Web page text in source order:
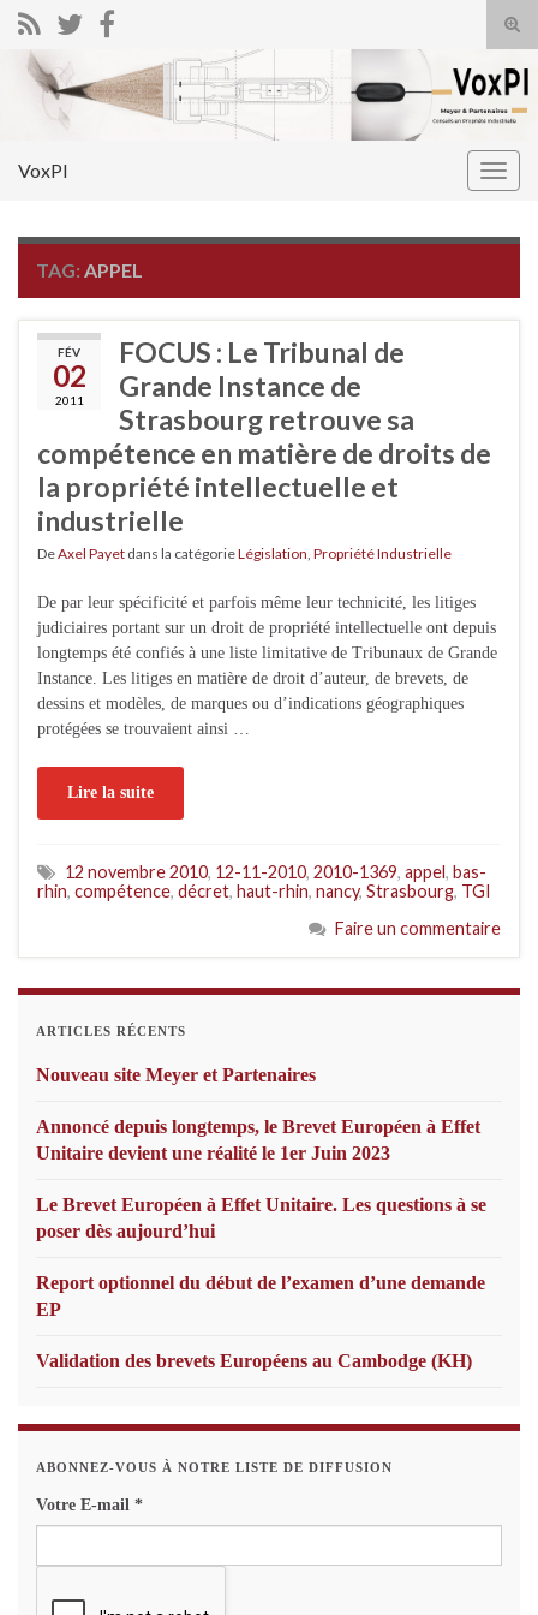
Search for:
VoxPI
TAG: APPEL
FÉV
02
2011
FOCUS : Le Tribunal de
Grande Instance de
Strasbourg retrouve sa
compétence en matière de droits de
la propriété intellectuelle et
industrielle
DeAxel Payet dans la catégorieLégislation Propriété Industrielle
De par leur spécificité et parfois même leur technicité, les litiges
judiciaires portant sur un droit de propriété intellectuelle ont depuis
longtemps été confiés à une liste limitative de Tribunaux de Grande
Instance. Les litiges en matière de droit d’auteur, de brevets, de
dessins et modèles, de marques ou d’indications géographiques
protégées se trouvaient ainsi …
Lire la suite
12 novembre 2010, 12-11-2010, 2010-1369, appel, bas-
rhin, compétence, décret, haut-rhin, nancy, Strasbourg, TGI
Faire un commentaire
ARTICLES RÉCENTS
Nouveau site Meyer et Partenaires
Annoncé depuis longtemps, le Brevet Européen à Effet
Unitaire devient une réalité le 1er Juin 2023
Le Brevet Européen à Effet Unitaire. Les questions à se
poser dès aujourd’hui
Report optionnel du début de l’examen d’une demande
EP
Validation des brevets Européens au Cambodge (KH)
ABONNEZ-VOUS À NOTRE LISTE DE DIFFUSION
Votre E-mail *